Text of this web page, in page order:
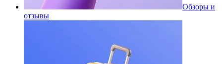
Обзоры и
отзывы